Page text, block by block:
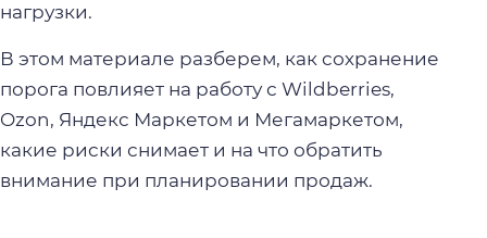
нагрузки.
В этом материале разберем, как сохранение
порога повлияет на работу с Wildberries,
Ozon, Яндекс Маркетом и Мегамаркетом,
какие риски снимает и на что обратить
внимание при планировании продаж.